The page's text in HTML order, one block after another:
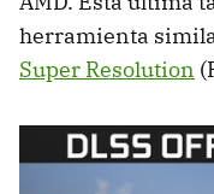
herramienta
Super Resolution